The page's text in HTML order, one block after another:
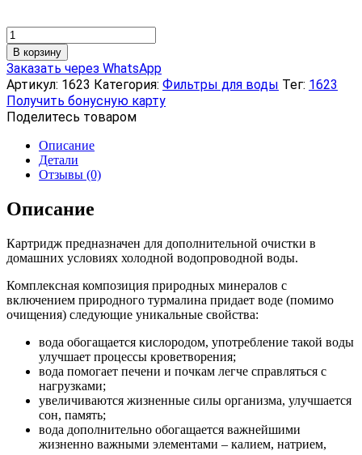
Количество
товара
Картридж
для
фильтров
«Арго-
К»,
МК»,
«Водолей»
ПРЕМИУМ
В корзину
Заказать через WhatsApp
Артикул: 1623 Категория: Фильтры для воды Тег: 1623
Получить бонусную карту
Поделитесь товаром
Описание
Детали
Отзывы (0)
Описание
Картридж предназначен для дополнительной очистки в
домашних условиях холодной водопроводной воды.
Комплексная композиция природных минералов с
включением природного турмалина придает воде (помимо
очищения) следующие уникальные свойства:
вода обогащается кислородом, употребление такой воды
улучшает процессы кроветворения;
вода помогает печени и почкам легче справляться с
нагрузками;
увеличиваются жизненные силы организма, улучшается
сон, память;
вода дополнительно обогащается важнейшими
жизненно важными элементами – калием, натрием,